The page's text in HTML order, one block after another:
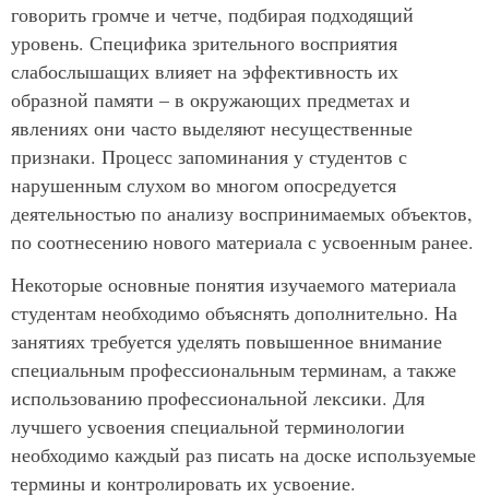
говорить громче и четче, подбирая подходящий
уровень. Специфика зрительного восприятия
слабослышащих влияет на эффективность их
образной памяти – в окружающих предметах и
явлениях они часто выделяют несущественные
признаки. Процесс запоминания у студентов с
нарушенным слухом во многом опосредуется
деятельностью по анализу воспринимаемых объектов,
по соотнесению нового материала с усвоенным ранее.
Некоторые основные понятия изучаемого материала
студентам необходимо объяснять дополнительно. На
занятиях требуется уделять повышенное внимание
специальным профессиональным терминам, а также
использованию профессиональной лексики. Для
лучшего усвоения специальной терминологии
необходимо каждый раз писать на доске используемые
термины и контролировать их усвоение.